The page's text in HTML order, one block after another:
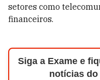
setores como
financeiros.
Siga a Exame e
notícias